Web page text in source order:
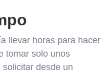
llevar horas para hacer
tomar solo unos
desde un